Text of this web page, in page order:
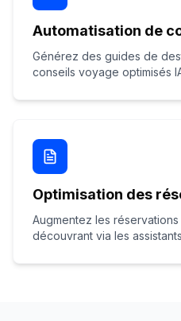
Automatisation de
Générez des guides de
conseils voyage optimisés
Optimisation des
Augmentez les
découvrant via les